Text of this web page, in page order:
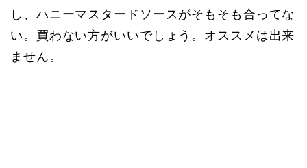
し、ハニーマスタードソースがそもそも合ってな
い。買わない方がいいでしょう。オススメは出来
ません。